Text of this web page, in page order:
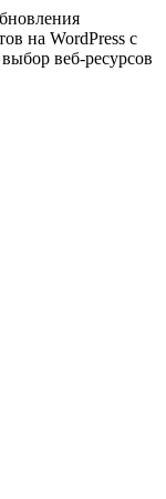
на WordPress с
веб-ресурсов